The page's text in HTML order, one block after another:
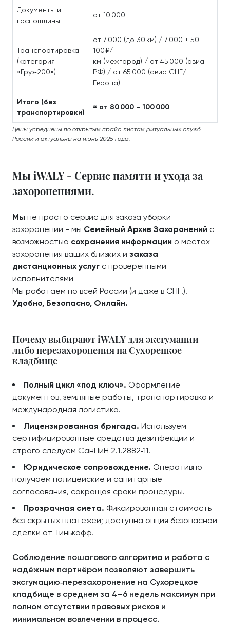
Документы и
госпошлины
от 10 000
Транспортировка
(категория
«Груз‑200»)
от 7 000 (до 30 км) / 7 000 + 50–
100 ₽/
км (межгород) / от 45 000 (авиа
РФ) / от 65 000 (авиа СНГ/
Европа)
Итого (без
транспортировки)
≈ от 80 000 – 100 000
Цены усреднены по открытым прайс‑листам ритуальных служб
России и актуальны на июнь 2025 года.
Мы iWALY - Сервис памяти и ухода за
захоронениями.
Мы не просто сервис для заказа уборки
захоронений - мы Семейный Архив Захоронений с
возможностью сохранения информации о местах
захоронения ваших близких и заказа
дистанционных услуг с проверенными
исполнителями
Мы работаем по всей России (и даже в СНГ!).
Удобно, Безопасно, Онлайн.
Почему выбирают iWALY для эксгумации
либо перезахоронения на Сухорецкое
кладбище
Полный цикл «под ключ». Оформление
документов, земляные работы, транспортировка и
международная логистика.
Лицензированная бригада. Используем
сертифицированные средства дезинфекции и
строго следуем СанПиН 2.1.2882‑11.
Юридическое сопровождение. Оперативно
получаем полицейские и санитарные
согласования, сокращая сроки процедуры.
Прозрачная смета. Фиксированная стоимость
без скрытых платежей; доступна опция безопасной
сделки от Тинькофф.
Соблюдение пошагового алгоритма и работа с
надёжным партнёром позволяют завершить
эксгумацию‑перезахоронение на Сухорецкое
кладбище в среднем за 4–6 недель максимум при
полном отсутствии правовых рисков и
минимальном вовлечении в процесс.